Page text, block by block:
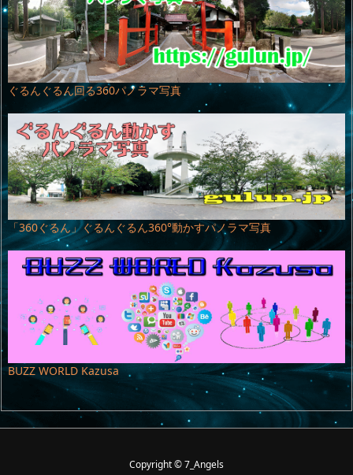
ぐるんぐるん回る360パノラマ写真
「360ぐるん」ぐるんぐるん360°動かすパノラマ写真
BUZZ WORLD Kazusa
Copyright ©7_Angels